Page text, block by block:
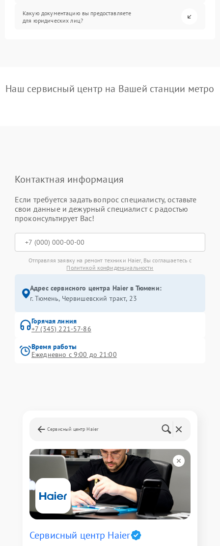
Какую документацию вы предоставляете
для юридических лиц?
Наш сервисный центр на Вашей станции метро
Контактная информация
Если требуется задать вопрос специалисту, оставьте
свои данные и дежурный специалист с радостью
проконсультирует Вас!
Отправляя заявку на ремонт техники Haier, Вы соглашаетесь с
Политикой конфиденциальности
Адрес сервисного центра Haier в Тюмени:
г. Тюмень, ​Червишевский тракт, 23
Горячая линия
+7 (345) 221-57-86
Время работы
Ежедневно с 9:00 до 21:00
Сервисный центр Haier
Сервисный центр Haier